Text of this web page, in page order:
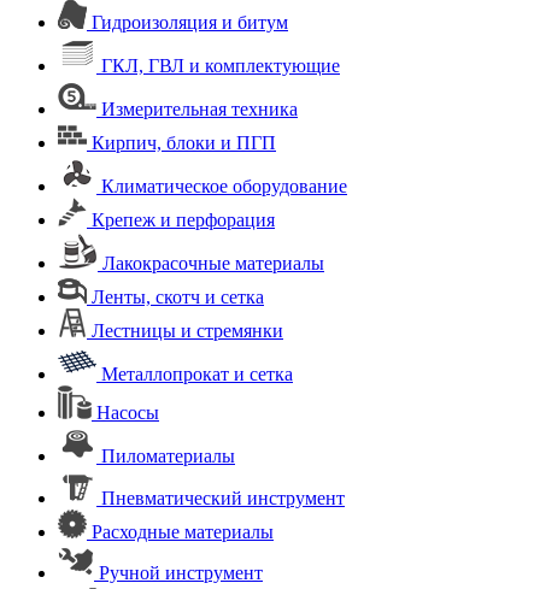
Гидроизоляция и битум
ГКЛ, ГВЛ и комплектующие
Измерительная техника
Кирпич, блоки и ПГП
Климатическое оборудование
Крепеж и перфорация
Лакокрасочные материалы
Ленты, скотч и сетка
Лестницы и стремянки
Металлопрокат и сетка
Насосы
Пиломатериалы
Пневматический инструмент
Расходные материалы
Ручной инструмент